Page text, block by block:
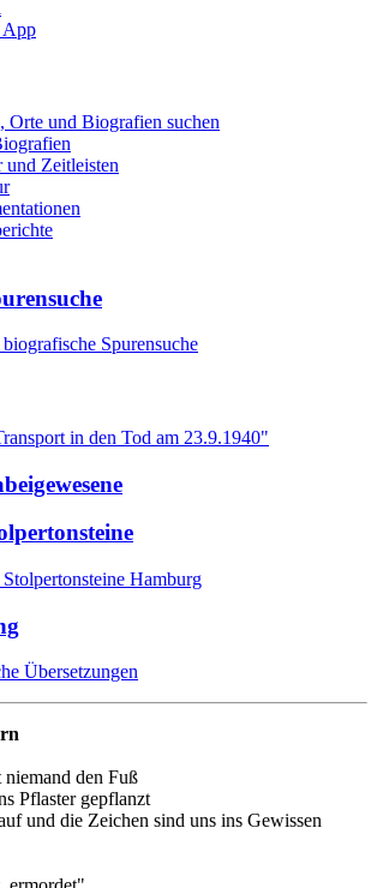
Orte und Biografien suchen
und Zeitleisten
Spurensuche
in den Tod am 23.9.1940"
Hamburg
Übersetzungen
den Fuß
Pflaster gepflanzt
und die Zeichen sind uns ins Gewissen